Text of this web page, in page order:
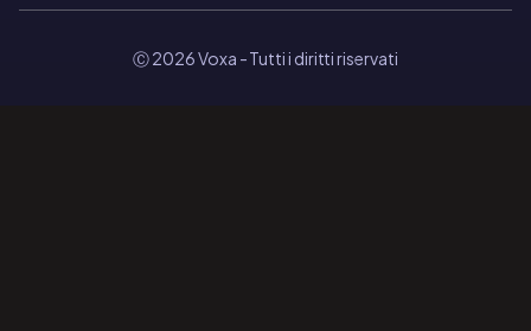
Ⓒ 2026 Voxa - Tutti i diritti riservati